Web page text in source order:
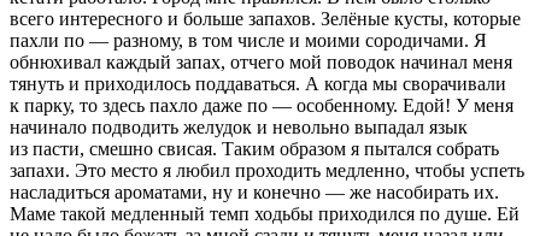
всего интересного и больше запахов. Зелёные кусты, которые
пахли по — разному, в том числе и моими сородичами. Я
обнюхивал каждый запах, отчего мой поводок начинал меня
тянуть и приходилось поддаваться. А когда мы сворачивали
к парку, то здесь пахло даже по — особенному. Едой! У меня
начинало подводить желудок и невольно выпадал язык
из пасти, смешно свисая. Таким образом я пытался собрать
запахи. Это место я любил проходить медленно, чтобы успеть
насладиться ароматами, ну и конечно — же насобирать их.
Маме такой медленный темп ходьбы приходился по душе. Ей